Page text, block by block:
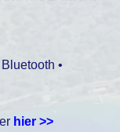
•
hier >>